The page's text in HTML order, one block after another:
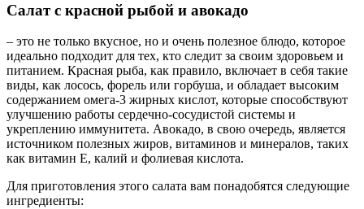
Салат с красной рыбой и авокадо
– это не только вкусное, но и очень полезное блюдо, которое
идеально подходит для тех, кто следит за своим здоровьем и
питанием. Красная рыба, как правило, включает в себя такие
виды, как лосось, форель или горбуша, и обладает высоким
содержанием омега-3 жирных кислот, которые способствуют
улучшению работы сердечно-сосудистой системы и
укреплению иммунитета. Авокадо, в свою очередь, является
источником полезных жиров, витаминов и минералов, таких
как витамин E, калий и фолиевая кислота.
Для приготовления этого салата вам понадобятся следующие
ингредиенты: